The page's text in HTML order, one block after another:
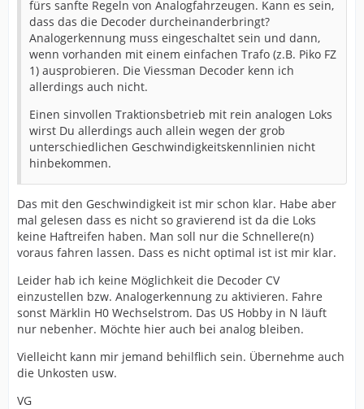
fürs sanfte Regeln von Analogfahrzeugen. Kann es sein,
dass das die Decoder durcheinanderbringt?
Analogerkennung muss eingeschaltet sein und dann,
wenn vorhanden mit einem einfachen Trafo (z.B. Piko FZ
1) ausprobieren. Die Viessman Decoder kenn ich
allerdings auch nicht.
Einen sinvollen Traktionsbetrieb mit rein analogen Loks
wirst Du allerdings auch allein wegen der grob
unterschiedlichen Geschwindigkeitskennlinien nicht
hinbekommen.
Das mit den Geschwindigkeit ist mir schon klar. Habe aber
mal gelesen dass es nicht so gravierend ist da die Loks
keine Haftreifen haben. Man soll nur die Schnellere(n)
voraus fahren lassen. Dass es nicht optimal ist ist mir klar.
Leider hab ich keine Möglichkeit die Decoder CV
einzustellen bzw. Analogerkennung zu aktivieren. Fahre
sonst Märklin H0 Wechselstrom. Das US Hobby in N läuft
nur nebenher. Möchte hier auch bei analog bleiben.
Vielleicht kann mir jemand behilflich sein. Übernehme auch
die Unkosten usw.
VG